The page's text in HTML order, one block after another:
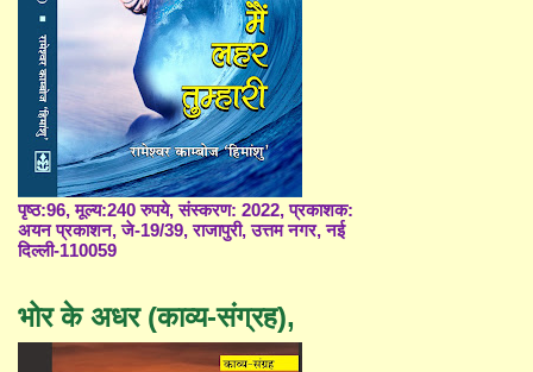
पृष्ठ:96, मूल्य:240 रुपये, संस्करण: 2022, प्रकाशक:
अयन प्रकाशन, जे-19/39, राजापुरी, उत्तम नगर, नई
दिल्ली-110059
भोर के अधर (काव्य-संग्रह),